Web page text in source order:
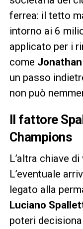
ferrea: il tetto
intorno ai 6
applicato per i
come
un passo
non può
Il fattore
Champions
L’altra chiave
L’eventuale
legato alla
Luciano
poteri